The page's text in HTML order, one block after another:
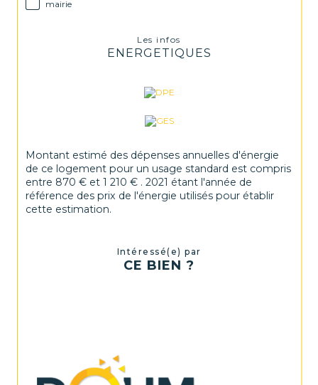
mairie
Les infos
ENERGETIQUES
Montant estimé des dépenses annuelles d'énergie
de ce logement pour un usage standard est compris
entre 870 € et 1 210 € . 2021 étant l'année de
référence des prix de l'énergie utilisés pour établir
cette estimation.
Intéressé(e) par
CE BIEN ?